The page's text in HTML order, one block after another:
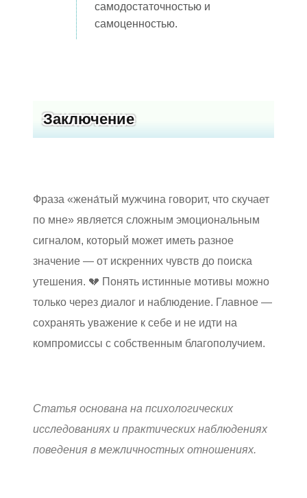
самодостаточностью и
самоценностью.
Заключение
Фраза «жена́тый мужчина говорит, что скучает
по мне» является сложным эмоциональным
сигналом, который может иметь разное
значение — от искренних чувств до поиска
утешения. 💔 Понять истинные мотивы можно
только через диалог и наблюдение. Главное —
сохранять уважение к себе и не идти на
компромиссы с собственным благополучием.
Статья основана на психологических
исследованиях и практических наблюдениях
поведения в межличностных отношениях.